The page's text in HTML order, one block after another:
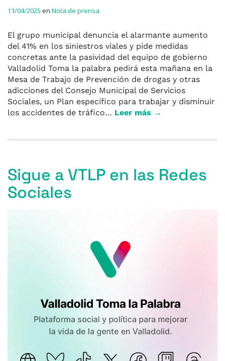
11/04/2025 en Nota de prensa
El grupo municipal denuncia el alarmante aumento
del 41% en los siniestros viales y pide medidas
concretas ante la pasividad del equipo de gobierno
Valladolid Toma la palabra pedirá esta mañana en la
Mesa de Trabajo de Prevención de drogas y otras
adicciones del Consejo Municipal de Servicios
Sociales, un Plan específico para trabajar y disminuir
los accidentes de tráfico… Leer más →
Sigue a VTLP en las Redes
Sociales